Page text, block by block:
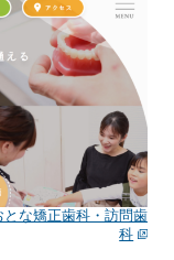
な矯正歯科・訪問歯
科